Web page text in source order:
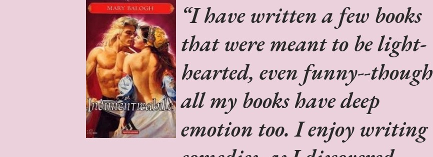
I have written a few books
that were meant to be light-
hearted, even funny--though
all my books have deep
emotion too. I enjoy writing